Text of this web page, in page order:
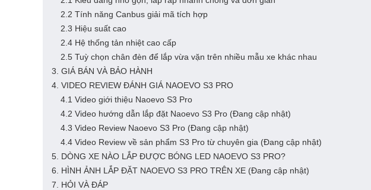
2.2 Tính năng Canbus giải mã tích hợp
2.3 Hiệu suất cao
2.4 Hệ thống tản nhiệt cao cấp
2.5 Tuỳ chọn chân đèn để lắp vừa vặn trên nhiều mẫu xe khác nhau
3. GIÁ BÁN VÀ BẢO HÀNH
4. VIDEO REVIEW ĐÁNH GIÁ NAOEVO S3 PRO
4.1 Video giới thiệu Naoevo S3 Pro
4.2 Video hướng dẫn lắp đặt Naoevo S3 Pro (Đang cập nhật)
4.3 Video Review Naoevo S3 Pro (Đang cập nhật)
4.4 Video Review về sản phẩm S3 Pro từ chuyên gia (Đang cập nhật)
5. DÒNG XE NÀO LẮP ĐƯỢC BÓNG LED NAOEVO S3 PRO?
6. HÌNH ẢNH LẮP ĐẶT NAOEVO S3 PRO TRÊN XE (Đang cập nhật)
7. HỎI VÀ ĐÁP